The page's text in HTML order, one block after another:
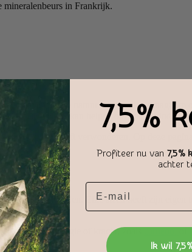
mineralenbeurs in Frankrijk.
geloven dat de natuur alles in zich draagt om
die ons kan helpen om rust te vinden,
elende stenen blijft verwonderen. Op deze
uitstralen. Elke steen heeft zijn
geven juist energie of kracht, zoals
7,5%
Profiteer nu van 7,5%
achter
Ik wil